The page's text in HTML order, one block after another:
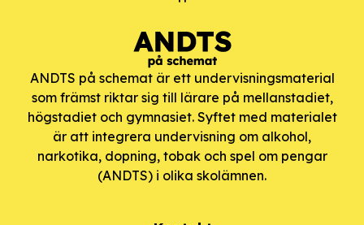
ANDTS på schemat är ett undervisningsmaterial
som främst riktar sig till lärare på mellanstadiet,
högstadiet och gymnasiet. Syftet med materialet
är att integrera undervisning om alkohol,
narkotika, dopning, tobak och spel om pengar
(ANDTS) i olika skolämnen.